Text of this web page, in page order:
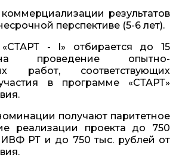
результатов
перспективе (5-6 лет).
- I» отбирается до 15
проведение опытно-
работ, соответствующих
в программе «СТАРТ»
получают паритетное
реализации проекта до 750
ИВФ РТ и до 750 тыс. рублей от